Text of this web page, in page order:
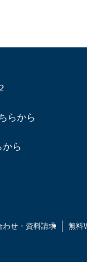
らから
から
わせ・資料請求 無料